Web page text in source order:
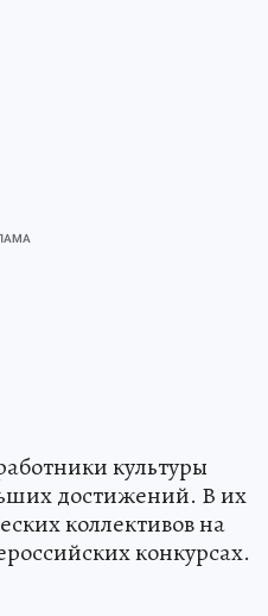
культуры
достижений. В их
коллективов на
конкурсах.